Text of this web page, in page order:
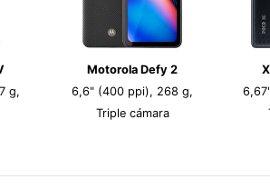
g,
Motorola Defy 2
6,6" (400 ppi), 268 g,
Triple cámara